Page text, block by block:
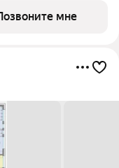
башен с мне